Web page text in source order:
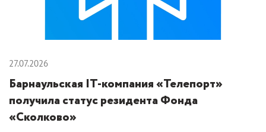
27.07.2026
Барнаульская IT-компания «Телепорт»
получила статус резидента Фонда
«Сколково»